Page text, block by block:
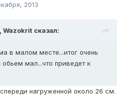
2013
Wazokrit сказал:
в малом месте...итог очень
мал...что приведет к
нагруженной около 26 см.